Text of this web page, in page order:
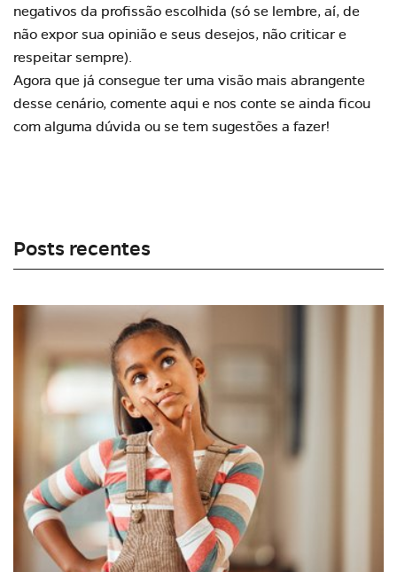
negativos da profissão escolhida (só se lembre, aí, de
não expor sua opinião e seus desejos, não criticar e
respeitar sempre).
Agora que já consegue ter uma visão mais abrangente
desse cenário, comente aqui e nos conte se ainda ficou
com alguma dúvida ou se tem sugestões a fazer!
Posts recentes